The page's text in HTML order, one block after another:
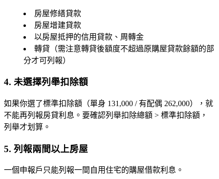
房屋修繕貸款
房屋增建貸款
以房屋抵押的信用貸款、周轉金
轉貸（需注意轉貸後額度不超過原購屋貸款餘額的部
分才可列報）
4. 未選擇列舉扣除額
如果你選了標準扣除額（單身 131,000 / 有配偶 262,000），就
不能再列報房貸利息。要確認列舉扣除總額 > 標準扣除額，
列舉才划算。
5. 列報兩間以上房屋
一個申報戶只能列報一間 自用住宅的購屋借款利息。